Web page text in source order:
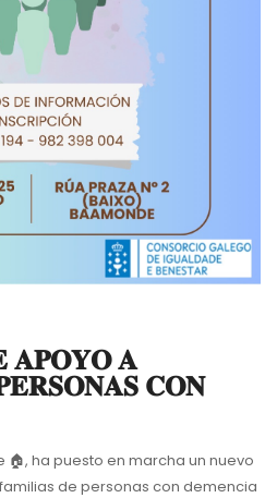
𝐀𝐏𝐎𝐘𝐎 𝐀
𝐂𝐎𝐍
🏠, ha puesto en marcha un nuevo
de personas con demencia